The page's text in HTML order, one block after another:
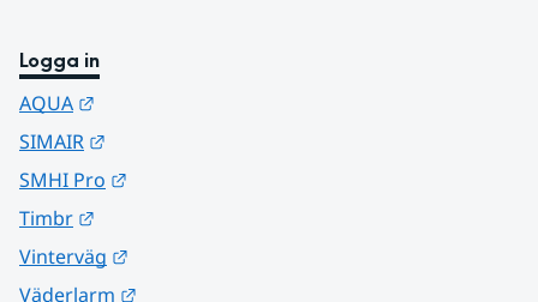
Logga in
AQUA
SIMAIR
SMHI Pro
Timbr
Vinterväg
Väderlarm